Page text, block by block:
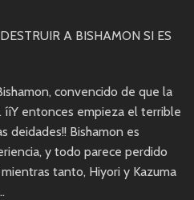
A BISHAMON SI ES
convencido de que la
ííY entonces empieza el terrible
deidades!! Bishamon es
y todo parece perdido
tanto, Hiyori y Kazuma